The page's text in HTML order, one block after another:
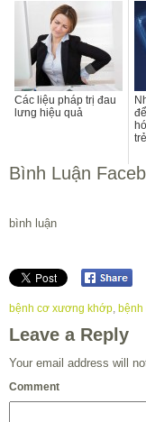
Các liệu pháp trị đau
lưng hiệu quả
Bình Luận
bình luận
bệnh cơ xương khớp, bệnh
Leave a Reply
Your email address will
Comment